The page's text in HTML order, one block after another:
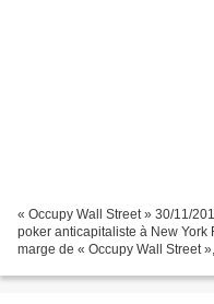
« Occupy Wall Street » 30/11/
poker anticapitaliste à New
marge de « Occupy Wall Street